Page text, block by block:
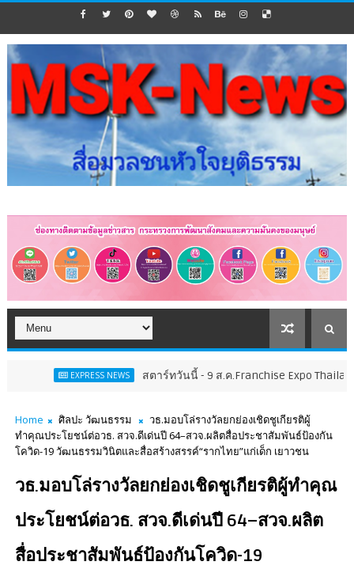
EXPRESS NEWS สตาร์ทวันนี้ - 9 ส.ค.Franchise Expo Thailand & TESE
Home ศิลปะ วัฒนธรรม
วธ.มอบโล่รางวัลยกย่องเชิดชูเกียรติผู้
ทำคุณประโยชน์ต่อวธ. สวจ.ดีเด่นปี 64–สวจ.ผลิตสื่อประชาสัมพันธ์ป้องกัน
โควิด-19 วัฒนธรรมวินิตและสื่อสร้างสรรค์“รากไทย”แก่เด็ก เยาวชน
วธ.มอบโล่รางวัลยกย่องเชิดชูเกียรติผู้ทำคุณ
ประโยชน์ต่อวธ. สวจ.ดีเด่นปี 64–สวจ.ผลิต
สื่อประชาสัมพันธ์ป้องกันโควิด-19